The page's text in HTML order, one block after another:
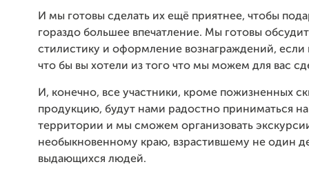
И мы готовы сделать их ещё приятнее, чтобы
гораздо большее впечатление. Мы готовы
стилистику и оформление вознаграждений, если
что бы вы хотели из того что мы можем для вас
И, конечно, все участники, кроме пожизненных
продукцию, будут нами радостно приниматься
территории и мы сможем организовать
необыкновенному краю, взрастившему не один
выдающихся людей.